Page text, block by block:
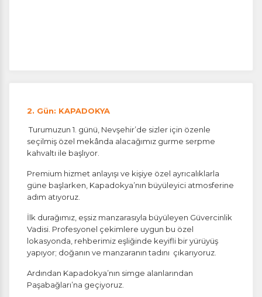
2. Gün: KAPADOKYA
Turumuzun 1. günü, Nevşehir’de sizler için özenle
seçilmiş özel mekânda alacağımız gurme serpme
kahvaltı ile başlıyor.
Premium hizmet anlayışı ve kişiye özel ayrıcalıklarla
güne başlarken, Kapadokya’nın büyüleyici atmosferine
adım atıyoruz.
İlk durağımız, eşsiz manzarasıyla büyüleyen Güvercinlik
Vadisi. Profesyonel çekimlere uygun bu özel
lokasyonda, rehberimiz eşliğinde keyifli bir yürüyüş
yapıyor; doğanın ve manzaranın tadını çıkarıyoruz.
Ardından Kapadokya’nın simge alanlarından
Paşabağları’na geçiyoruz.